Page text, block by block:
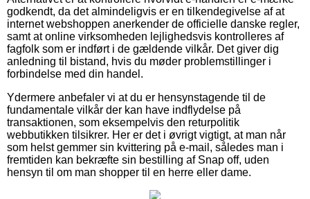
godkendt, da det almindeligvis er en tilkendegivelse af at
internet webshoppen anerkender de officielle danske regler,
samt at online virksomheden lejlighedsvis kontrolleres af
fagfolk som er indført i de gældende vilkår. Det giver dig
anledning til bistand, hvis du møder problemstillinger i
forbindelse med din handel.
Ydermere anbefaler vi at du er hensynstagende til de
fundamentale vilkår der kan have indflydelse på
transaktionen, som eksempelvis den returpolitik
webbutikken tilsikrer. Her er det i øvrigt vigtigt, at man når
som helst gemmer sin kvittering på e-mail, således man i
fremtiden kan bekræfte sin bestilling af Snap off, uden
hensyn til om man shopper til en herre eller dame.